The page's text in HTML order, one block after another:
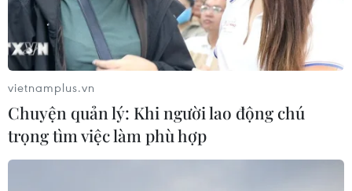
vietnamplus.vn
Chuyện quản lý: Khi người lao động chú
trọng tìm việc làm phù hợp